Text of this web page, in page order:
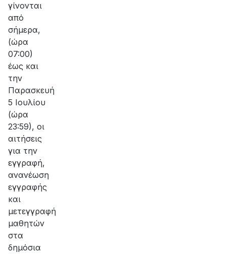
γίνονται
από
σήμερα,
(ώρα
07:00)
έως και
την
Παρασκευή
5 Ιουλίου
(ώρα
23:59), οι
αιτήσεις
για την
εγγραφή,
ανανέωση
εγγραφής
και
μετεγγραφή
μαθητών
στα
δημόσια